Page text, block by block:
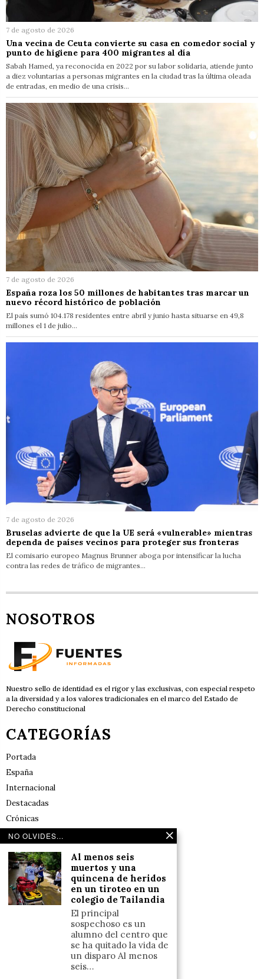
7 de agosto de 2026
Una vecina de Ceuta convierte su casa en comedor social y
punto de higiene para 400 migrantes al día
Sabah Hamed, ya reconocida en 2022 por su labor solidaria, atiende junto
a diez voluntarias a personas migrantes en la ciudad tras la última oleada
de entradas, en medio de una crisis…
7 de agosto de 2026
España roza los 50 millones de habitantes tras marcar un
nuevo récord histórico de población
El país sumó 104.178 residentes entre abril y junio hasta situarse en 49,8
millones el 1 de julio…
7 de agosto de 2026
Bruselas advierte de que la UE será «vulnerable» mientras
dependa de países vecinos para proteger sus fronteras
El comisario europeo Magnus Brunner aboga por intensificar la lucha
contra las redes de tráfico de migrantes…
NOSOTROS
Nuestro sello de identidad es el rigor y las exclusivas, con especial respeto
a la diversidad y a los valores tradicionales en el marco del Estado de
Derecho constitucional
CATEGORÍAS
Portada
España
Internacional
Destacadas
Crónicas
Noticias de deportes en España
Reflexiones
LINKS
Política de cookies (UE)
Términos y condiciones
NO OLVIDES...
Al menos seis
muertos y una
quincena de heridos
en un tiroteo en un
colegio de Tailandia
El principal
sospechoso es un
alumno del centro que
se ha quitado la vida de
un disparo Al menos
seis…